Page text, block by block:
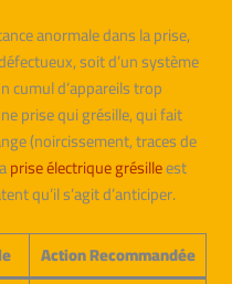
anormale dans la prise,
soit d’un système
cumul d’appareils trop
prise qui grésille, qui fait
(noircissement, traces de
prise électrique grésilleest
qu’il s’agit d’anticiper.
Action Recommandée